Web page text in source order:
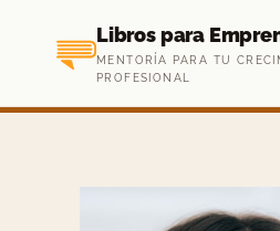
contenido
Libros para
MENTORÍA PARA TU
PROFESIONAL